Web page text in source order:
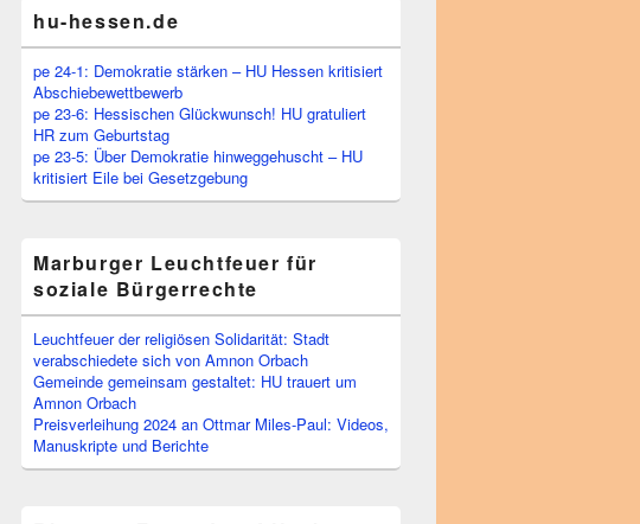
hu-hessen.de
pe 24-1: Demokratie stärken – HU Hessen kritisiert
Abschiebewettbewerb
pe 23-6: Hessischen Glückwunsch! HU gratuliert
HR zum Geburtstag
pe 23-5: Über Demokratie hinweggehuscht – HU
kritisiert Eile bei Gesetzgebung
Marburger Leuchtfeuer für
soziale Bürgerrechte
Leuchtfeuer der religiösen Solidarität: Stadt
verabschiedete sich von Amnon Orbach
Gemeinde gemeinsam gestaltet: HU trauert um
Amnon Orbach
Preisverleihung 2024 an Ottmar Miles-Paul: Videos,
Manuskripte und Berichte